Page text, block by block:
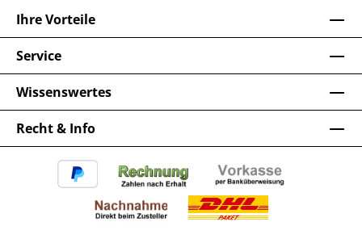
Recht & Info
Ihre Vorteile
Service
Wissenswertes